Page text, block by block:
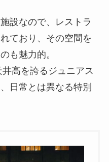
設なので、レストラ
ており、その空間を
も魅力的。
高を誇るジュニアス
日常とは異なる特別